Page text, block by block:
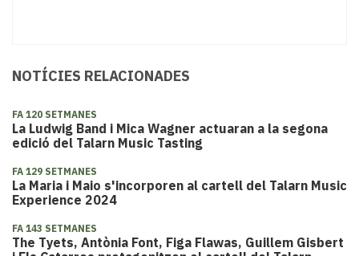
NOTÍCIES RELACIONADES
FA 120 SETMANES
La Ludwig Band i Mica Wagner actuaran a la segona
edició del Talarn Music Tasting
FA 129 SETMANES
La Maria i Maio s'incorporen al cartell del Talarn Music
Experience 2024
FA 143 SETMANES
The Tyets, Antònia Font, Figa Flawas, Guillem Gisbert